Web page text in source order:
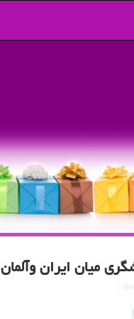
میان ایران وآلمان